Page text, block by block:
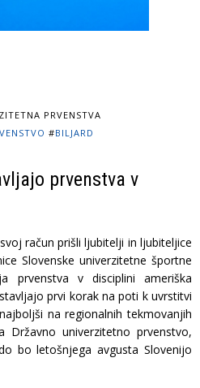
PRVENSTVA
#BILJARD
prvenstva v
račun prišli ljubitelji in ljubiteljice
Slovenske univerzitetne športne
prvenstva v disciplini ameriška
prvi korak na poti k uvrstitvi
na regionalnih tekmovanjih
Državno univerzitetno prvenstvo,
bo letošnjega avgusta Slovenijo